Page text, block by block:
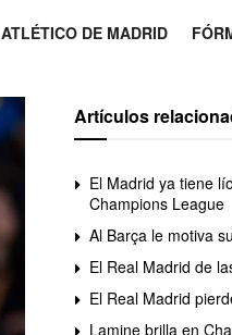
ATLÉTICO DE MADRID
Artículos
El Madrid ya tiene
Champions League
Al Barça le motiva
El Real Madrid de
El Real Madrid
Lamine brilla en